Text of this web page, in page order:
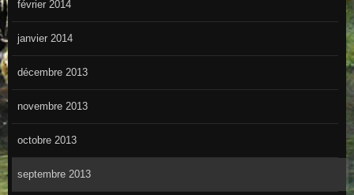
février 2014
janvier 2014
décembre 2013
novembre 2013
octobre 2013
septembre 2013